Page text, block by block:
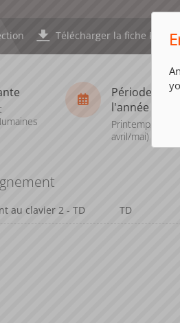
Télécharger la fiche PDF
Période de
l'année
Printemps (janv. à
avril/mai)
au clavier 2 - TD TD